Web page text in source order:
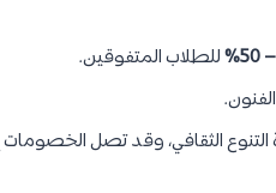
للطلاب المتفوقين.
الثقافي، وقد تصل الخصومات